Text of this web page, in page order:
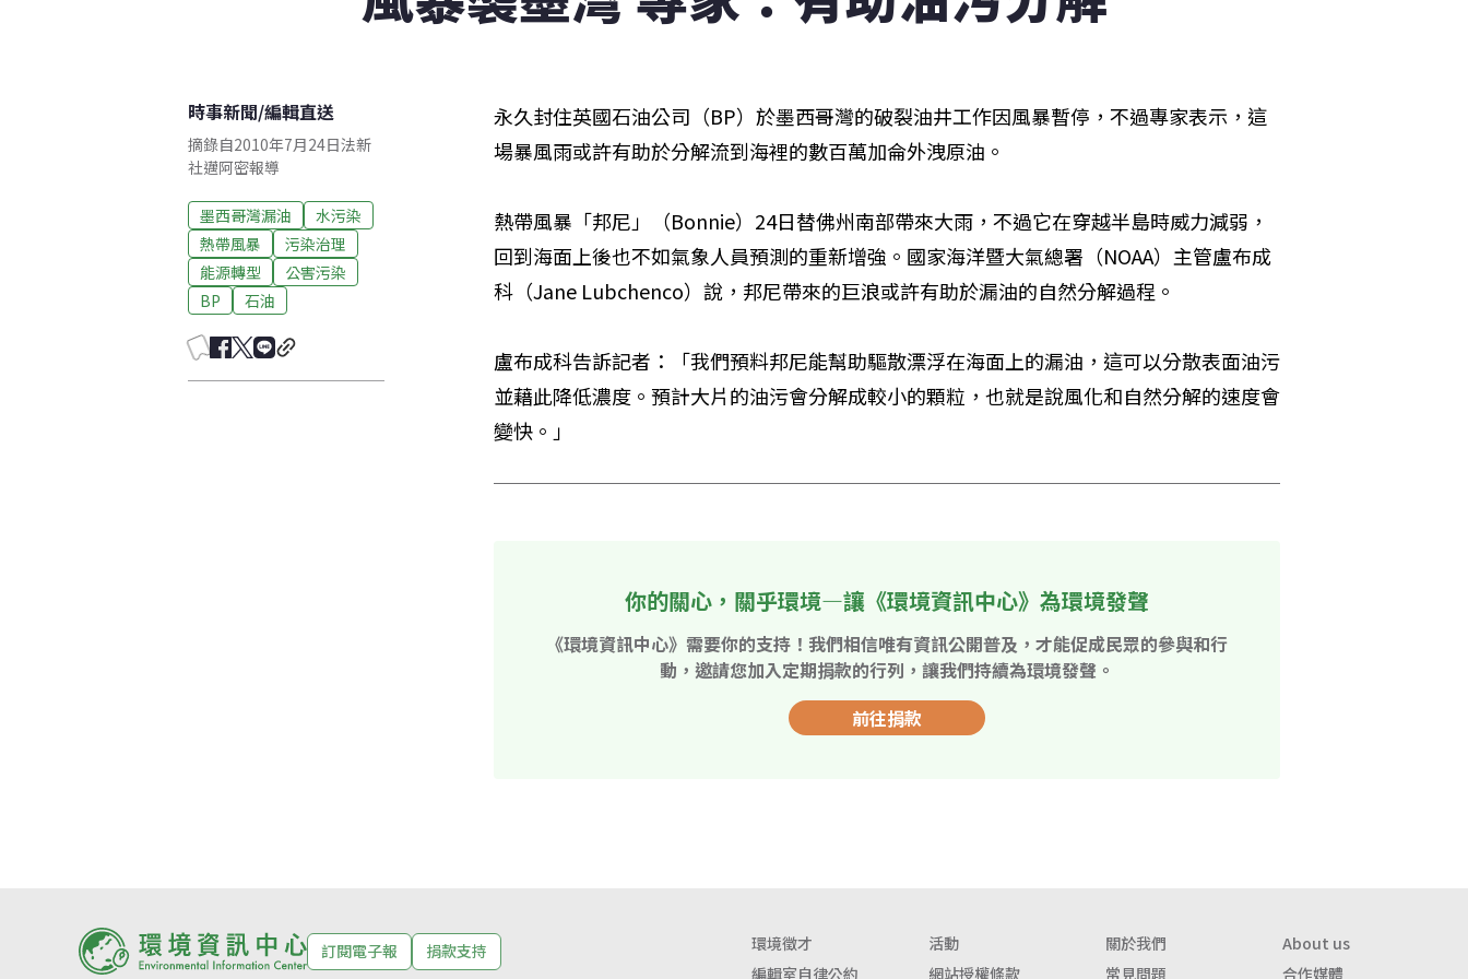
時事新聞/編輯直送
摘錄自2010年7月24日法新
社邁阿密報導
墨西哥灣漏油
水污染
熱帶風暴
污染治理
能源轉型
公害污染
BP
石油
永久封住英國石油公司（BP）於墨西哥灣的破裂油井工作因風暴暫停，不過專家表示，這
場暴風雨或許有助於分解流到海裡的數百萬加侖外洩原油。
熱帶風暴「邦尼」（Bonnie）24日替佛州南部帶來大雨，不過它在穿越半島時威力減弱，
回到海面上後也不如氣象人員預測的重新增強。國家海洋暨大氣總署（NOAA）主管盧布成
科（Jane Lubchenco）說，邦尼帶來的巨浪或許有助於漏油的自然分解過程。
盧布成科告訴記者：「我們預料邦尼能幫助驅散漂浮在海面上的漏油，這可以分散表面油污
並藉此降低濃度。預計大片的油污會分解成較小的顆粒，也就是說風化和自然分解的速度會
變快。」
你的關心，關乎環境—讓《環境資訊中心》為環境發聲
《環境資訊中心》需要你的支持！我們相信唯有資訊公開普及，才能促成民眾的參與和行
動，邀請您加入定期捐款的行列，讓我們持續為環境發聲。
前往捐款
訂閱電子報 捐款支持 環境徵才 活動 關於我們
About us
編輯室自律公約
網站授權條款 常見問題 合作媒體